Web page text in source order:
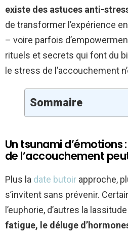
existe des astuces anti-
de transformer l’expérience
– voire parfois
rituels et secrets qui font du
le stress de l’accouchement
Sommaire
Un tsunami d’émotions
de l’accouchement
Plus la date butoir approche,
s’invitent sans prévenir.
l’euphorie, d’autres la
fatigue, le déluge